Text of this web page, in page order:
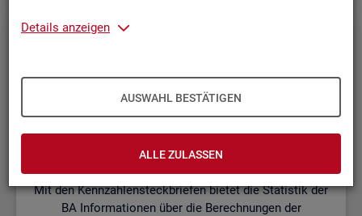
Details anzeigen
AUSWAHL BESTÄTIGEN
ALLE ZULASSEN
Mit den Kennzahlensteckbriefen bietet die Statistik der
BA Informationen über die Berechnungen der